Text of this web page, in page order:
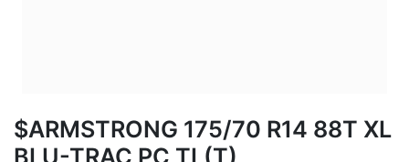
$ARMSTRONG 175/70 R14 88T XL
BLU-TRAC PC TL(T)